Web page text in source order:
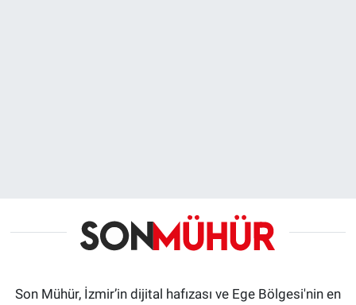
Son Mühür, İzmir’in dijital hafızası ve Ege Bölgesi'nin en